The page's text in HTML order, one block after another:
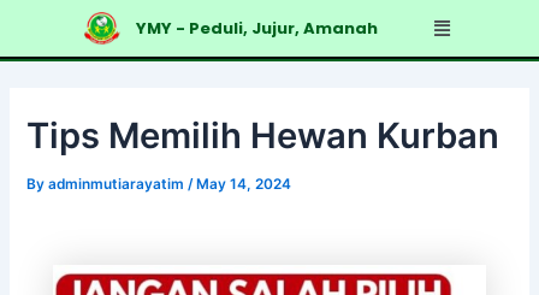
YMY - Peduli, Jujur, Amanah Menu
Tips Memilih Hewan Kurban
Byadminmutiarayatim /May 14, 2024
navigation